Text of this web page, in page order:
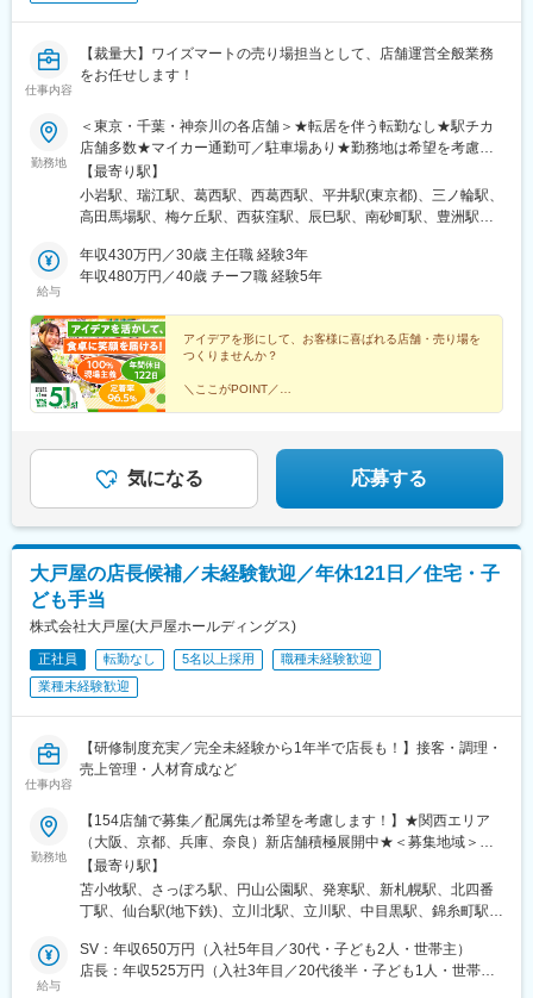
仕事内容
【裁量大】ワイズマートの売り場担当として、店舗運営全般業務
をお任せします！
勤務地
＜東京・千葉・神奈川の各店舗＞★転居を伴う転勤なし★駅チカ
店舗多数★マイカー通勤可／駐車場あり★勤務地は希望を考慮★
ご自宅の最寄り駅から1時間以内の店舗へ配属予定■東京都・江戸
川区（南小岩店、瑞江店、葛西店、西葛西店、中葛西店、平井
店）・台東区（三ノ輪店）・豊島区（高田馬場店）・世田谷区
豊洲セイルパーク店）・足立区（北綾瀬店）・新宿区（アトレ信
濃町店）■千葉・千葉市（稲毛店、ペリエ稲毛海岸店、幕張本郷
（シャポー船橋店、飯山満店、西船本郷店、原木店、東船橋店、
船橋法典店、ペリエ西船橋店、ららテラスTOKYO-BAY店）・浦安
市（浦安弁天店、高洲店、浦安本店）・市川市（北国分店、大野
店、末広店、北方店、南行徳店、シャポー市川店、行徳店）・習
志野市（実籾店、香澄店）・八千代市（八千代台アピア店）■神奈
稼働予定！新店・プロセスセンター新設に伴う人員も増員募集
中！
【最寄り駅】
小岩駅、瑞江駅、葛西駅、西葛西駅、平井駅(東京都)、三ノ輪駅、
高田馬場駅、梅ケ丘駅、西荻窪駅、辰巳駅、南砂町駅、豊洲駅、
検見川駅、西千葉駅、海浜幕張駅、船橋駅、飯山満駅、原木中山
駅、東船橋駅、船橋法典駅、西船橋駅、南船橋駅、新浦安駅、浦
駅、市川駅、実籾駅、幕張豊砂駅、八千代台駅、川崎駅、三ノ輪
橋駅、学習院下駅、豪徳寺駅、国立競技場駅、京成稲毛駅、幕張
本郷駅、西登戸駅、京成船橋駅、京成西船駅、市川真間駅、京急
川崎駅、荒川一中前駅、目白駅、山下駅(東京都)、千駄ケ谷駅、み
どり台駅、東海神駅
給与
年収430万円／30歳 主任職 経験3年
年収480万円／40歳 チーフ職 経験5年
アイデアを形にして、お客様に喜ばれる店舗・売り場を
つくりませんか？
＼ここがPOINT／
◎成果や努力はしっかり昇進、昇格に反映
└早期にチーフや店長も目指せる
気になる 応募する
大戸屋の店長候補／未経験歓迎／年休121日／住宅・子
ども手当
株式会社大戸屋(大戸屋ホールディングス)
正社員 転勤なし 5名以上採用
職種未経験歓迎
業種未経験歓迎
仕事内容
【研修制度充実／完全未経験から1年半で店長も！】接客・調理・
売上管理・人材育成など
勤務地
【154店舗で募集／配属先は希望を考慮します！】★関西エリア
（大阪、京都、兵庫、奈良）新店舗積極展開中★＜募集地域＞北
海道／宮城県／東京都／神奈川県／埼玉県／千葉県茨城県／栃木
県／山梨県大阪府／京都府／兵庫県／奈良県◎地域限定社員・時
短社員という働き方も相談可能です◎拠点により自動車通勤OK※
【最寄り駅】
苫小牧駅、さっぽろ駅、円山公園駅、発寒駅、新札幌駅、北四番
丁駅、仙台駅(地下鉄)、立川北駅、立川駅、中目黒駅、錦糸町駅、
和市駅、清瀬駅、町田駅、東銀座駅、浅草橋駅、京成上野駅、飯
田橋駅、神保町駅、大手町駅(東京都)、秋葉原駅、用賀駅、経堂
給与
SV：年収650万円（入社5年目／30代・子ども2人・世帯主）
店長：年収525万円（入社3年目／20代後半・子ども1人・世帯